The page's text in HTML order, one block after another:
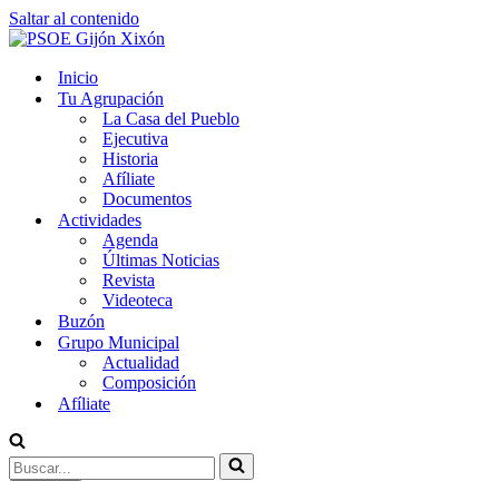
Saltar al contenido
Inicio
Tu Agrupación
La Casa del Pueblo
Ejecutiva
Historia
Afíliate
Documentos
Actividades
Agenda
Últimas Noticias
Revista
Videoteca
Buzón
Grupo Municipal
Actualidad
Composición
Afíliate
Buscar...